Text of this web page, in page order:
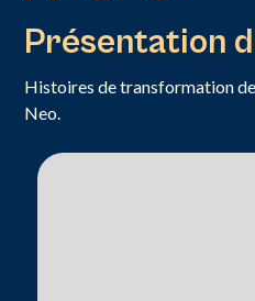
Présentation
Histoires de transformation de
Neo.